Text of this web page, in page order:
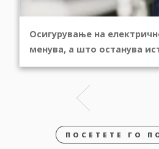
Осигурување на
менува, а што останува
ПОСЕТЕТЕ ГО